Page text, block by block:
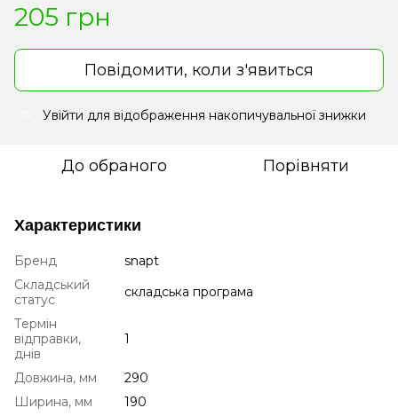
205 грн
Повідомити, коли з'явиться
Увійти для відображення накопичувальної знижки
До обраного Порівняти
Характеристики
Бренд
snapt
Складський
статус
складська програма
Термін
відправки,
днів
1
Довжина, мм
290
Ширина, мм
190